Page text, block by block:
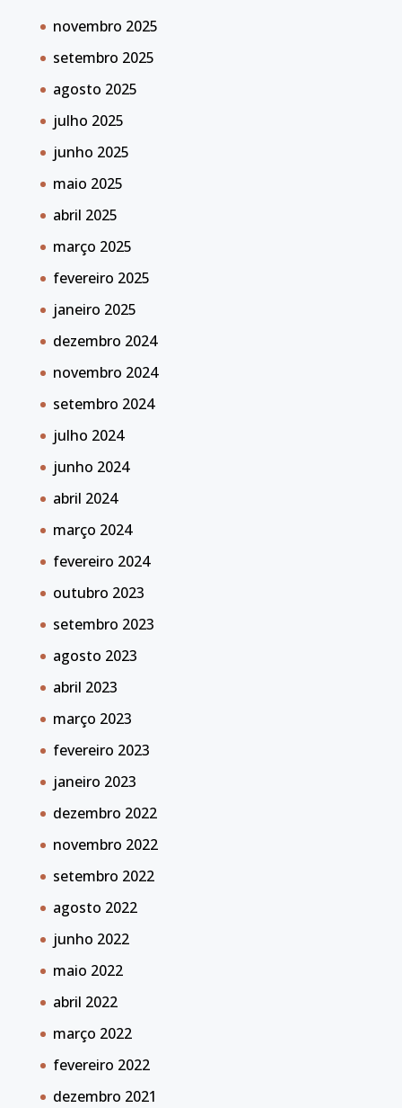
novembro 2025
setembro 2025
agosto 2025
julho 2025
junho 2025
maio 2025
abril 2025
março 2025
fevereiro 2025
janeiro 2025
dezembro 2024
novembro 2024
setembro 2024
julho 2024
junho 2024
abril 2024
março 2024
fevereiro 2024
outubro 2023
setembro 2023
agosto 2023
abril 2023
março 2023
fevereiro 2023
janeiro 2023
dezembro 2022
novembro 2022
setembro 2022
agosto 2022
junho 2022
maio 2022
abril 2022
março 2022
fevereiro 2022
dezembro 2021